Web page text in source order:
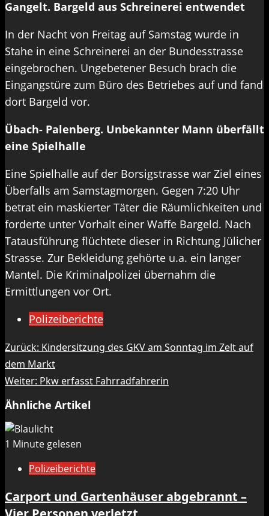
Gangelt. Bargeld aus Schreinerei entwendet
In der Nacht von Freitag auf Samstag wurde in
Stahe in eine Schreinerei an der Bundesstrasse
eingebrochen. Ungebetener Besuch brach die
Eingangstüre zum Büro des Betriebes auf und fand
dort Bargeld vor.
Übach- Palenberg. Unbekannter Mann überfällt
eine Spielhalle
Eine Spielhalle auf der Borsigstrasse war Ziel eines
Überfalls am Samstagmorgen. Gegen 7:20 Uhr
betrat ein maskierter Täter die Räumlichkeiten und
forderte unter Vorhalt einer Waffe Bargeld. Nach
Tatausführung flüchtete dieser in Richtung Jülicher
Strasse. Zur Bekleidung gehörte u.a. ein langer
Mantel. Die Kriminalpolizei übernahm die
Ermittlungen vor Ort.
Polizeiberichte
Beitragsnavigation
Zurück: Kindersitzung des GKV am Sonntag im Zelt auf
dem Markt
Weiter: Pkw erfasst Fahrradfahrerin
Ähnliche Artikel
1 Minute gelesen
Polizeiberichte
Carport und Gartenhäuser abgebrannt –